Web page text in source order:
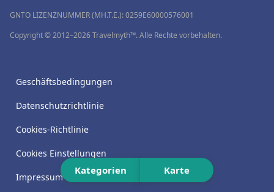
Kategorien Karte
GNTO LIZENZNUMMER (MH.T.E.): 0259Ε60000576001
Copyright © 2012–2026 Travelmyth™. Alle Rechte vorbehalten.
Geschäftsbedingungen
Datenschutzrichtlinie
Cookies-Richtlinie
Cookies Einstellungen
Impressum